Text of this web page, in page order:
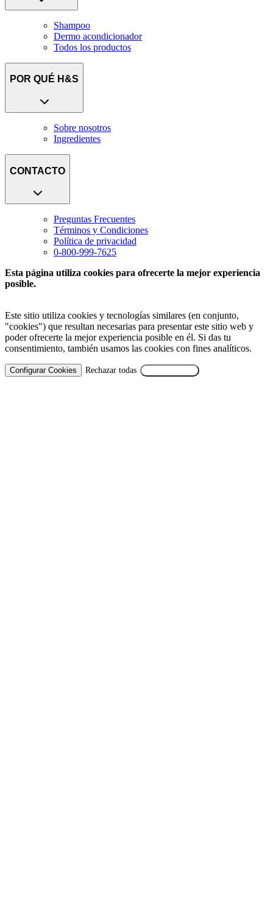
Shampoo
Dermo acondicionador
Todos los productos
POR QUÉ H&S
Sobre nosotros
Ingredientes
CONTACTO
Preguntas Frecuentes
Términos y Condiciones
Política de privacidad
0-800-999-7625
Esta página utiliza cookies para ofrecerte la mejor experiencia
posible.
Este sitio utiliza cookies y tecnologías similares (en conjunto,
"cookies") que resultan necesarias para presentar este sitio web y
poder ofrecerte la mejor experiencia posible en él. Si das tu
consentimiento, también usamos las cookies con fines analíticos.
Configurar Cookies Rechazar todas